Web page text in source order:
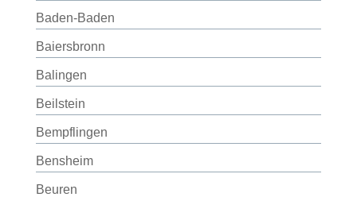
Baden-Baden
Baiersbronn
Balingen
Beilstein
Bempflingen
Bensheim
Beuren